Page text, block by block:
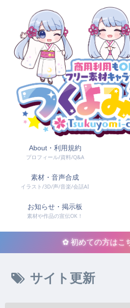
About・利用規約
プロフィール/資料/Q&A
素材・音声合成
イラスト/3D/声/音楽/会話AI
お知らせ・掲示板
素材や作品の宣伝OK！
✿ 初めての方はこ
サイト更新